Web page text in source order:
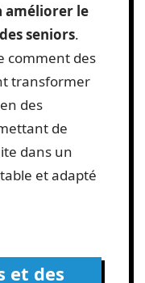
améliorer le
seniors.
comment des
transformer
des
de
dans un
et adapté
et des